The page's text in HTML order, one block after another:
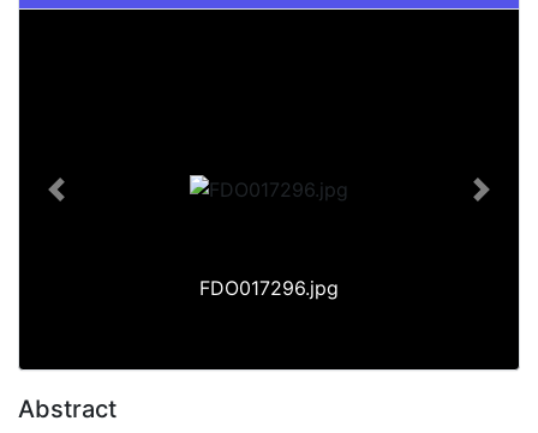
FDO017296.jpg
Previous Next
Abstract